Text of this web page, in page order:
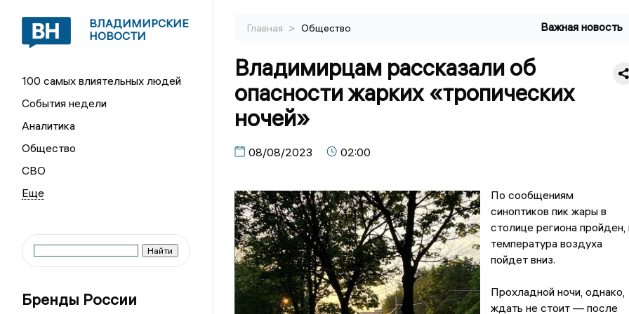
ВЛАДИМИРСКИЕ
НОВОСТИ
100 самых влиятельных людей
События недели
Аналитика
Общество
СВО
Бренды России
Главная > Общество Важная новость
Владимирцам рассказали об
опасности жарких «тропических
ночей»
08/08/2023 02:00
По сообщениям
синоптиков пик жары в
столице региона пройден,
температура воздуха
пойдет вниз.
Прохладной ночи, однако,
ждать не стоит — после